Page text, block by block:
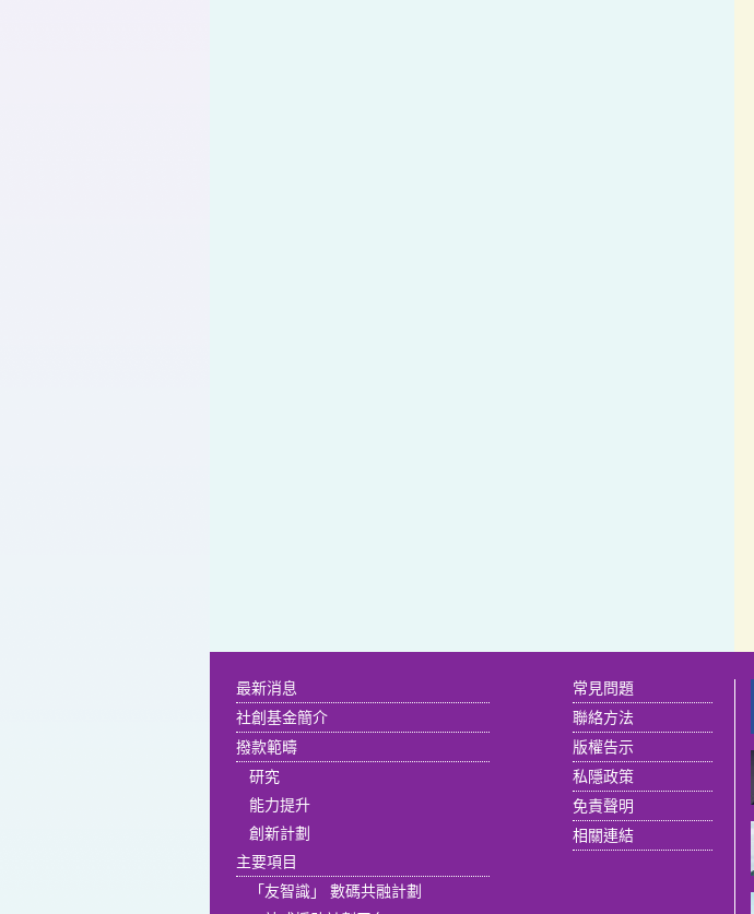
最新消息
社創基金簡介
撥款範疇
研究
能力提升
創新計劃
主要項目
「友智識」 數碼共融計劃
常見問題
聯絡方法
版權告示
私隱政策
免責聲明
相關連結